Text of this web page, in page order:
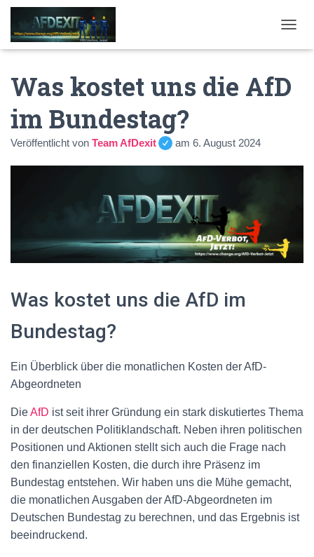
Was kostet uns die AfD
im Bundestag?
Veröffentlicht von Team AfDexit am 6. August 2024
Was kostet uns die AfD im
Bundestag?
Ein Überblick über die monatlichen Kosten der AfD-
Abgeordneten
DieAfD ist seit ihrer Gründung ein stark diskutiertes Thema
in der deutschen Politiklandschaft. Neben ihren politischen
Positionen und Aktionen stellt sich auch die Frage nach
den finanziellen Kosten, die durch ihre Präsenz im
Bundestag entstehen. Wir haben uns die Mühe gemacht,
die monatlichen Ausgaben der AfD-Abgeordneten im
Deutschen Bundestag zu berechnen, und das Ergebnis ist
beeindruckend.